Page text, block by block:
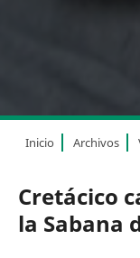
Inicio Archivos
Cretácico
la Sabana